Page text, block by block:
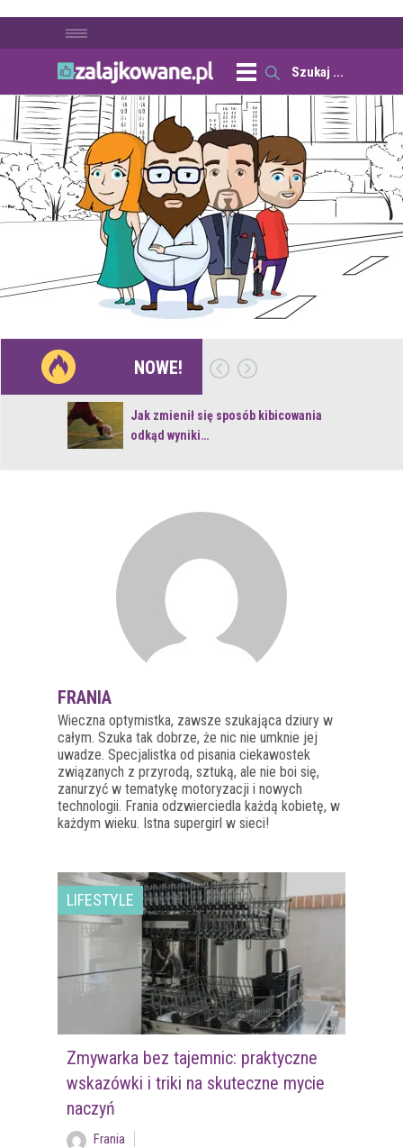
NOWE!
Jak zmienił się sposób kibicowania
odkąd wyniki…
FRANIA
Wieczna optymistka, zawsze szukająca dziury w
całym. Szuka tak dobrze, że nic nie umknie jej
uwadze. Specjalistka od pisania ciekawostek
związanych z przyrodą, sztuką, ale nie boi się,
zanurzyć w tematykę motoryzacji i nowych
technologii. Frania odzwierciedla każdą kobietę, w
każdym wieku. Istna supergirl w sieci!
LIFESTYLE
Zmywarka bez tajemnic: praktyczne
wskazówki i triki na skuteczne mycie
naczyń
Frania